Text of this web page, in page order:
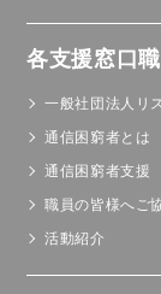
各支援窓口
一般社団法人リ
通信困窮者とは
通信困窮者支援
職員の皆様へご
活動紹介